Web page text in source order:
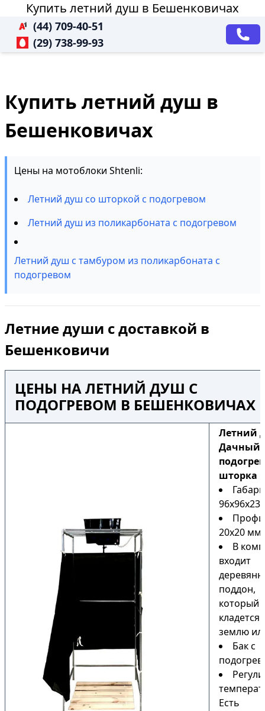
Купить летний душ в Бешенковичах
(44) 709-40-51
(29) 738-99-93
Купить летний душ в
Бешенковичах
Цены на мотоблоки Shtenli:
Летний душ со шторкой с подогревом
Летний душ из поликарбоната с подогревом
Летний душ с тамбуром из поликарбоната с
подогревом
Летние души с доставкой в
Бешенковичи
ЦЕНЫ НА ЛЕТНИЙ ДУШ С
ПОДОГРЕВОМ В БЕШЕНКОВИЧАХ
Летний
Дачный
шторка
20х20 мм
В
входит
поддон,
который
кладется
землю
Бак с
Есть